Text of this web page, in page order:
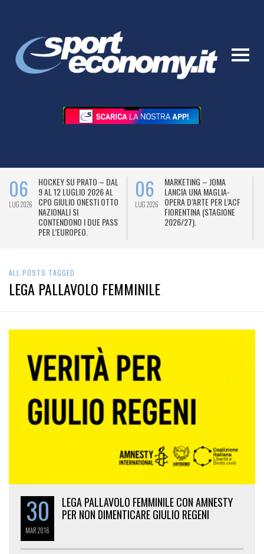
06
LUG 2026
HOCKEY SU PRATO – DAL
9 AL 12 LUGLIO 2026 AL
CPO GIULIO ONESTI OTTO
NAZIONALI SI
CONTENDONO I DUE PASS
PER L’EUROPEO.
06
LUG 2026
MARKETING – JOMA
LANCIA UNA MAGLIA-
OPERA D’ARTE PER L’ACF
FIORENTINA (STAGIONE
2026/27).
ALL POSTS TAGGED
LEGA PALLAVOLO FEMMINILE
30
MAR2016
LEGA PALLAVOLO FEMMINILE CON AMNESTY
PER NON DIMENTICARE GIULIO REGENI